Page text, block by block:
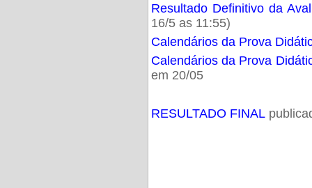
Resultado Definitivo da
16/5 as 11:55)
Calendários da Prova
Calendários da Prova
em 20/05
RESULTADO FINAL